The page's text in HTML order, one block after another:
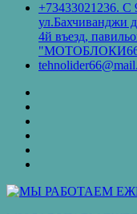
+73433021236. С
ул.Бахчиванджи
4й въезд,
кредит